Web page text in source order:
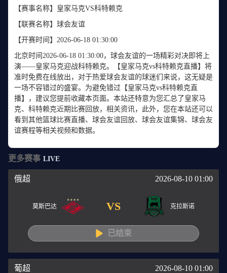
【赛事名称】 皇家马克VS科特赖克
【联赛名称】 球会友谊
【开赛时间】 2026-06-18 01:30:00
北京时间2026-06-18 01:30:00，球会友谊的一场精彩对决即将上
演——皇家马克迎战科特赖克。【皇家马克vs科特赖克直播】将
准时免费在线放出，对于热爱球会友谊的球迷们来说，这无疑是
一场不容错过的盛宴。为避免错过【皇家马克vs科特赖克直
播】，建议您提前收藏本页面。本站还特意为您汇总了皇家马
克、科特赖克近期比赛回放，相关资讯，此外，您在本站还可以
看到其他篮球比赛直播、球会友谊回放、球会友谊集锦、球会友
谊赛程等相关视频和数据。
更多赛事 LIVE
俄超 2026-08-10 01:00
莫斯巴达 VS 克拉斯诺
已结束
葡超 2026-08-10 01:00